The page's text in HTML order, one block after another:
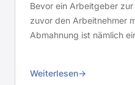
Bevor ein Arbeitgeber
zuvor den Arbeitnehmer
Abmahnung ist nämlich
Weiterlesen